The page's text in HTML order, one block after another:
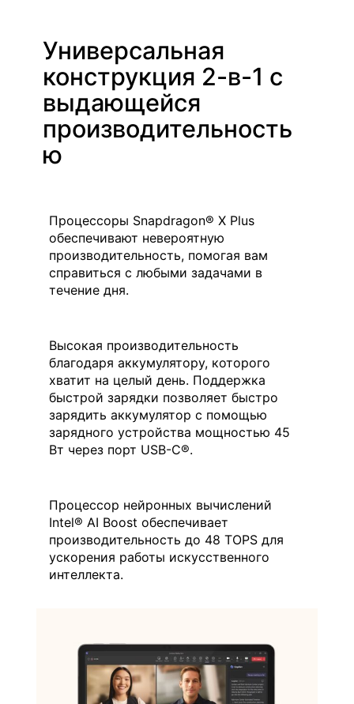
Универсальная
конструкция 2-в-1 с
выдающейся
производительность
ю
Процессоры Snapdragon® X Plus
обеспечивают невероятную
производительность, помогая вам
справиться с любыми задачами в
течение дня.
Высокая производительность
благодаря аккумулятору, которого
хватит на целый день. Поддержка
быстрой зарядки позволяет быстро
зарядить аккумулятор с помощью
зарядного устройства мощностью 45
Вт через порт USB-C®.
Процессор нейронных вычислений
Intel® AI Boost обеспечивает
производительность до 48 TOPS для
ускорения работы искусственного
интеллекта.